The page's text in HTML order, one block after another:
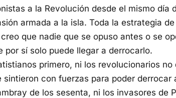
a la Revolución desde el mismo día
armada a la isla. Toda la estrategia
que nadie que se opuso antes o se
por sí solo puede llegar a derrocarlo.
primero, ni los revolucionarios
sintieron con fuerzas para poder derrocar
de los sesenta, ni los invasores de